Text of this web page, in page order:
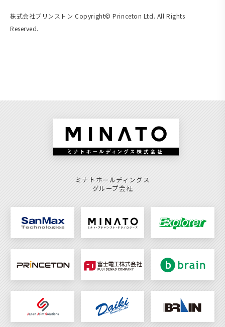
株式会社プリンストン Copyright© Princeton Ltd. All Rights
Reserved.
ミナトホールディングス
グループ会社